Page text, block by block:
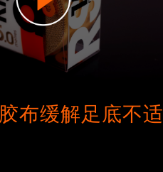
布缓解足底不适